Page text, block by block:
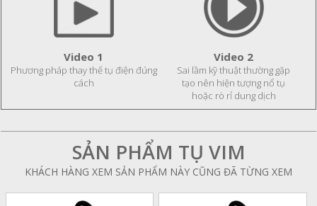
Video 1
Phương pháp thay thế tụ điện đúng
cách
Video 2
Sai lầm kỹ thuật thường gặp
tạo nên hiện tượng nổ tụ
hoặc rò rỉ dung dịch
SẢN PHẨM TỤ VIM
KHÁCH HÀNG XEM SẢN PHẨM NÀY CŨNG ĐÃ TỪNG XEM